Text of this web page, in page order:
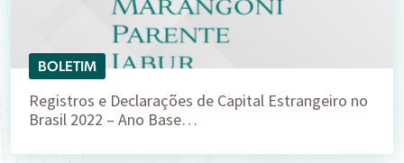
BOLETIM
Registros e Declarações de Capital Estrangeiro no
Brasil 2022 – Ano Base…